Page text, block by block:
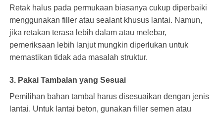
Retak halus pada permukaan biasanya cukup diperbaiki
menggunakan filler atau sealant khusus lantai. Namun,
jika retakan terasa lebih dalam atau melebar,
pemeriksaan lebih lanjut mungkin diperlukan untuk
memastikan tidak ada masalah struktur.
3. Pakai Tambalan yang Sesuai
Pemilihan bahan tambal harus disesuaikan dengan jenis
lantai. Untuk lantai beton, gunakan filler semen atau